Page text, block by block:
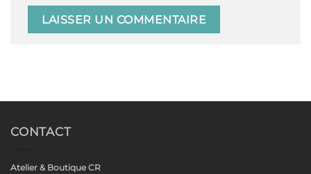
CONTACT
Atelier & Boutique CR